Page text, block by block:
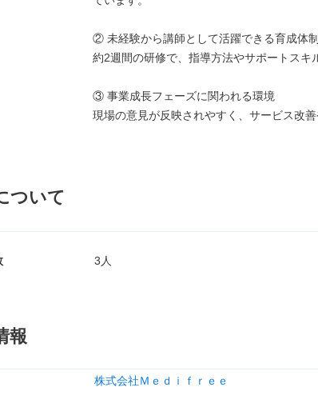
② 未経験から講師として活躍できる育成体制
約2週間の研修で、指導方法やサポートスキ
③ 事業成長フェーズに関われる環境
現場の意見が反映されやすく、サービス改善
ついて
3人
報
株式会社Ｍｅｄｉｆｒｅｅ